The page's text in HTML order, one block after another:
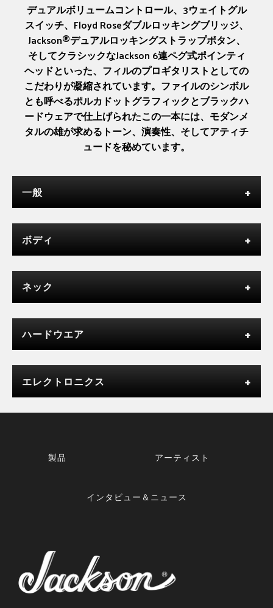
デュアルボリュームコントロール、3ウェイトグル
スイッチ、Floyd Roseダブルロッキングブリッジ、
Jackson®デュアルロッキングストラップボタン、
そしてクラシックなJackson 6連ペグ式ポインティ
ヘッドといった、フィルのプロギタリストとしての
こだわりが凝縮されています。ファイルのシンボル
とも呼べるポルカドットグラフィックとブラックハ
ードウェアで仕上げられたこの一本には、モダンメ
タルの雄が求めるトーン、演奏性、そしてアティチ
ュードを秘めています。
一般
ボディ
ネック
ハードウエア
エレクトロニクス
製品 アーティスト
インタビュー＆ニュース